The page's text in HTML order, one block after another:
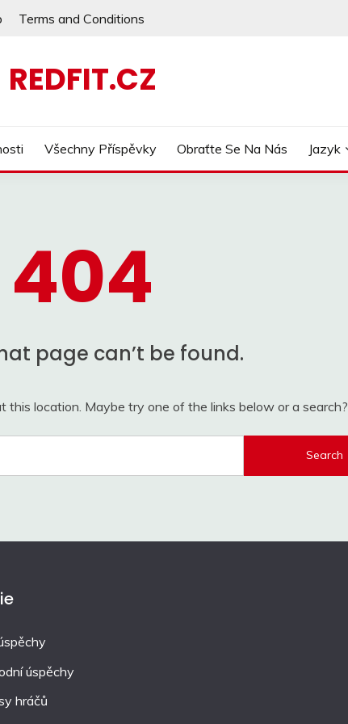
Terms and Conditions
REDFIT.CZ
Všechny Příspěvky Obraťte Se Na Nás Jazyk
404
page can’t be found.
this location. Maybe try one of the links below or a search?
úspěchy
hráčů